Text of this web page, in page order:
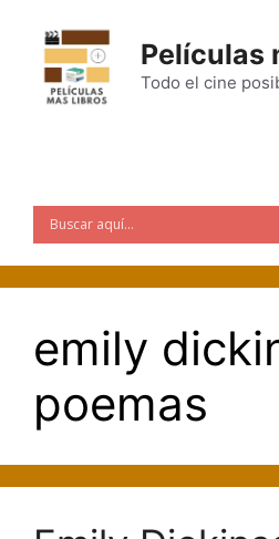
contenido
Películas
Todo el cine
emily
poemas